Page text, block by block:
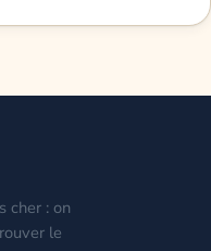
cher : on
le